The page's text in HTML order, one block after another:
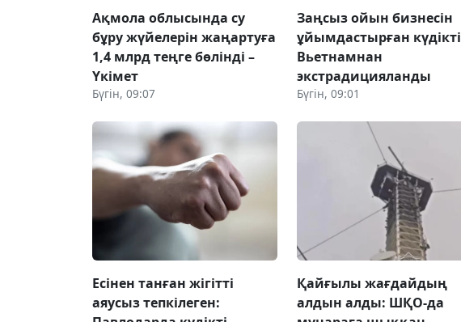
Ақмола облысында су
бұру жүйелерін жаңартуға
1,4 млрд теңге бөлінді –
Үкімет
Бүгін, 09:07
Заңсыз ойын бизнесін
ұйымдастырған күдікті
Вьетнамнан
экстрадицияланды
Бүгін, 09:01
Есінен танған жігітті
аяусыз тепкілеген:
Қайғылы жағдайдың
алдын алды: ШҚО-да